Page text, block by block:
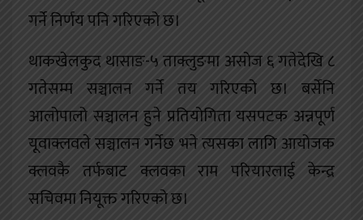
गर्ने निर्णय पनि गरिएको छ।
थाकखेलकुद थासाङ-५ ताक्लुङमा असोज ६ गतेदेखि ८
गतेसम्म सञ्चालन गर्ने तय गरिएको छ। बर्सेनि
आलोपालो सञ्चालन हुने प्रतियोगिता यसपटक अन्नपूर्ण
यूवाक्लवले सञ्चालन गर्नेछ भने त्यसका लागि आयोजक
क्लवकै तर्फबाट क्लवका राम परियारलाई केन्द्र
सचिवमा नियूक्त गरिएको छ।